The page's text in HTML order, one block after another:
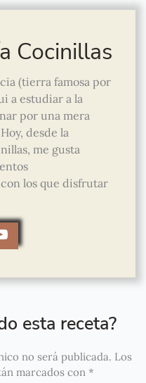
Cocinillas
(tierra famosa por
a estudiar a la
por una mera
desde la
me gusta
los que disfrutar
esta receta?
no será publicada. Los
marcados con *